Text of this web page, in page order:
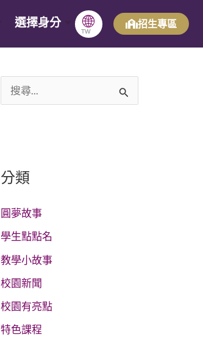
選擇身分 🌐
TW
招生專區
字
分類
圓夢故事
學生點點名
教學小故事
校園新聞
校園有亮點
特色課程